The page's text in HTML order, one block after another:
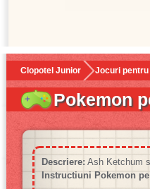
Clopotel Junior Jocuri
Pokemon
Descriere: Ash Ketchum
Instructiuni Pokemon